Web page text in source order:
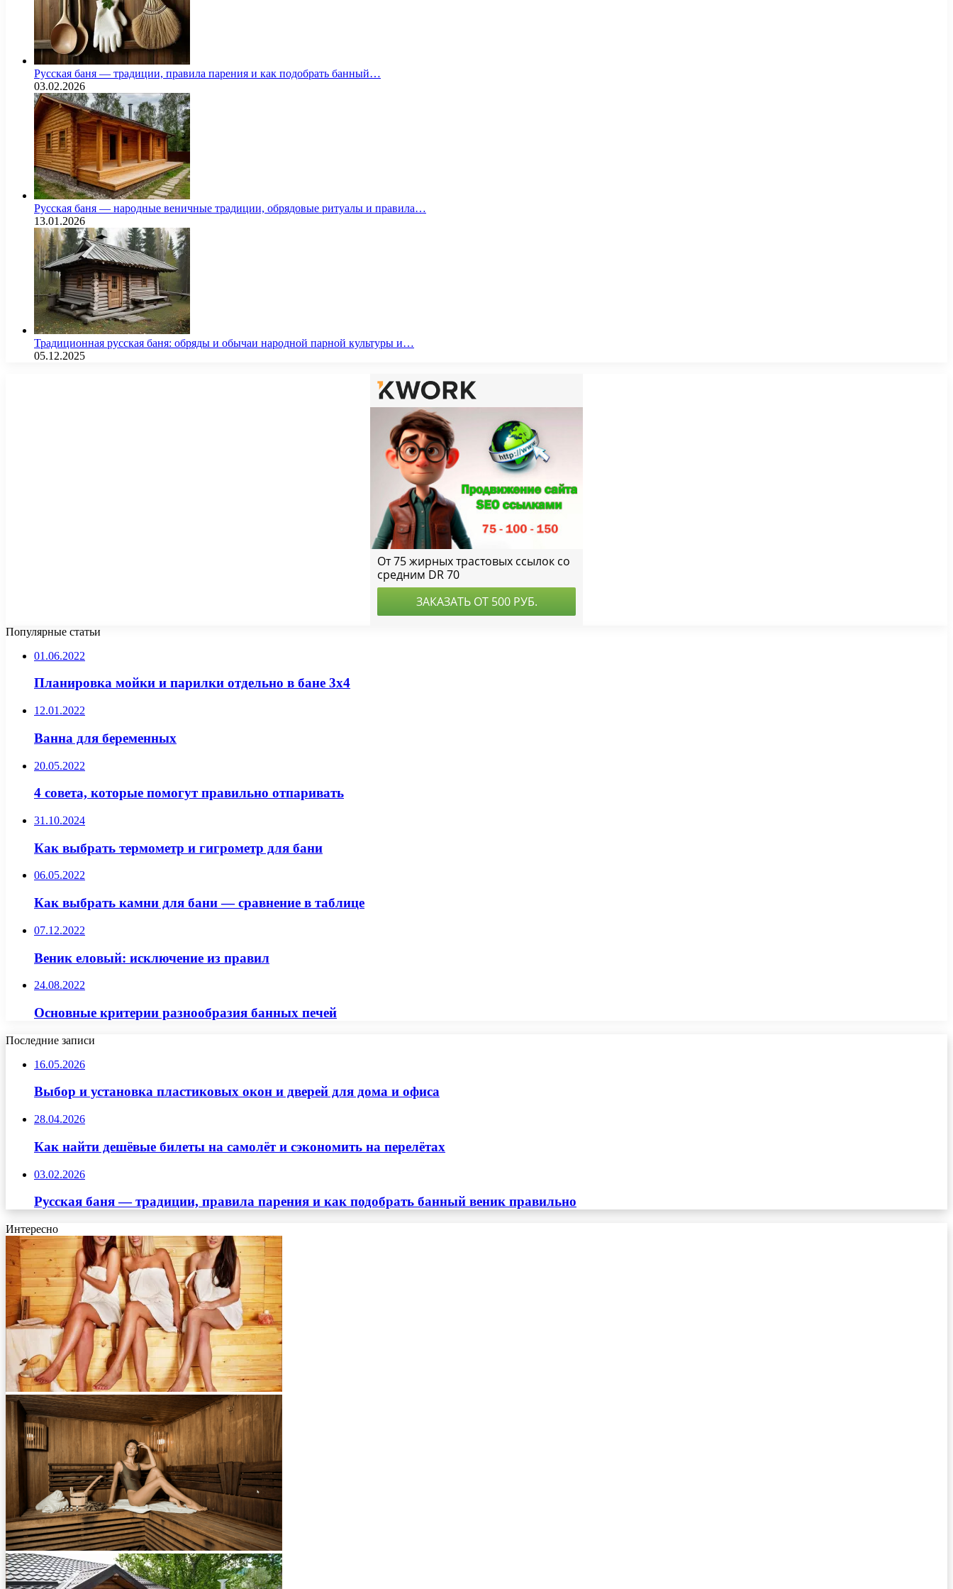
Русская баня — традиции, правила парения и как подобрать банный…
03.02.2026
Русская баня — народные веничные традиции, обрядовые ритуалы и правила…
13.01.2026
Традиционная русская баня: обряды и обычаи народной парной культуры и…
05.12.2025
Популярные статьи
01.06.2022
Планировка мойки и парилки отдельно в бане 3х4
12.01.2022
Ванна для беременных
20.05.2022
4 совета, которые помогут правильно отпаривать
31.10.2024
Как выбрать термометр и гигрометр для бани
06.05.2022
Как выбрать камни для бани — сравнение в таблице
07.12.2022
Веник еловый: исключение из правил
24.08.2022
Основные критерии разнообразия банных печей
Последние записи
16.05.2026
Выбор и установка пластиковых окон и дверей для дома и офиса
28.04.2026
Как найти дешёвые билеты на самолёт и сэкономить на перелётах
03.02.2026
Русская баня — традиции, правила парения и как подобрать банный веник правильно
Интересно